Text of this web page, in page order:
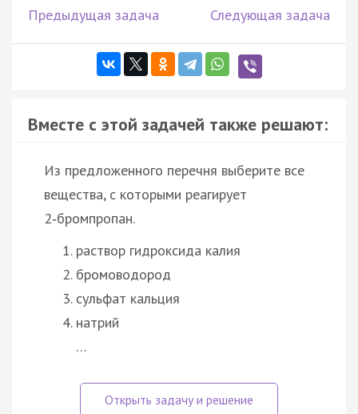
Предыдущая задача Следующая задача
Вместе с этой задачей также решают:
Из предложенного перечня выберите все
вещества, с которыми реагирует
2‑бромпропан.
раствор гидроксида калия
бромоводород
сульфат кальция
натрий
…